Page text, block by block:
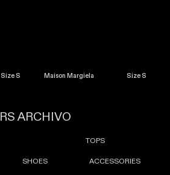
S Maison Margiela Size S
RS ARCHIVO
TOPS
SHOES ACCESSORIES